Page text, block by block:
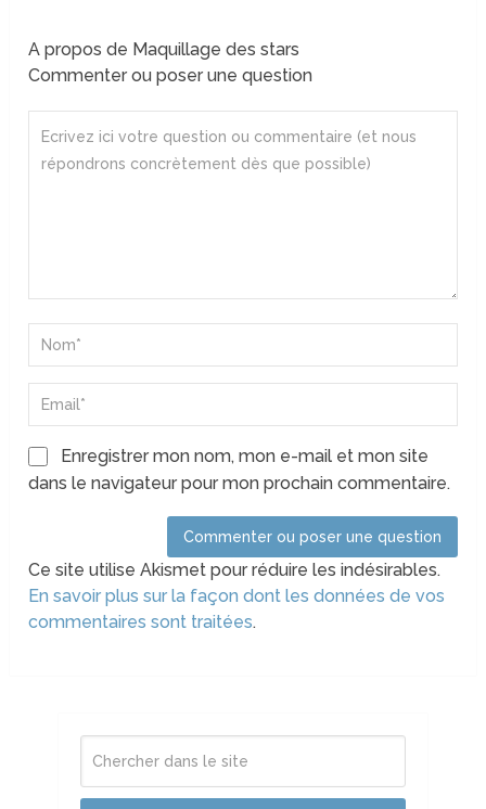
A propos de Maquillage des stars
Commenter ou poser une question
Enregistrer mon nom, mon e-mail et mon site
dans le navigateur pour mon prochain commentaire.
Ce site utilise Akismet pour réduire les indésirables.
En savoir plus sur la façon dont les données de vos
commentaires sont traitées.